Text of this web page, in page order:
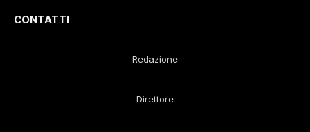
CONTATTI
Redazione
Direttore